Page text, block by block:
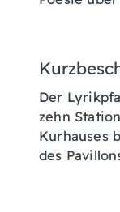
Der
zehn
Kurhauses
des